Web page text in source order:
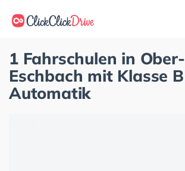
1 Fahrschulen in Ober-
Eschbach mit Klasse B
Automatik